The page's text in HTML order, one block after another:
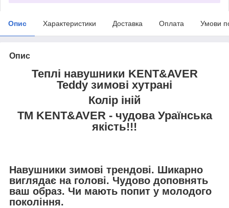
Опис Характеристики Доставка Оплата Умови
Опис
Теплі навушники KENT&AVER
Teddy зимові хутрані
Колір іній
ТМ KENT&AVER - чудова Ураїнська
якість!!!
Навушники зимові трендові. Шикарно
виглядає на голові. Чудово доповнять
ваш образ. Чи мають попит у молодого
покоління.